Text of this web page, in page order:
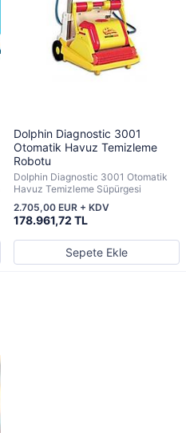
Dolphin Diagnostic 3001
Otomatik Havuz Temizleme
Robotu
Dolphin Diagnostic 3001 Otomatik
Havuz Temizleme Süpürgesi
178.961,72 TL
2.705,00 EUR + KDV
Sepete Ekle